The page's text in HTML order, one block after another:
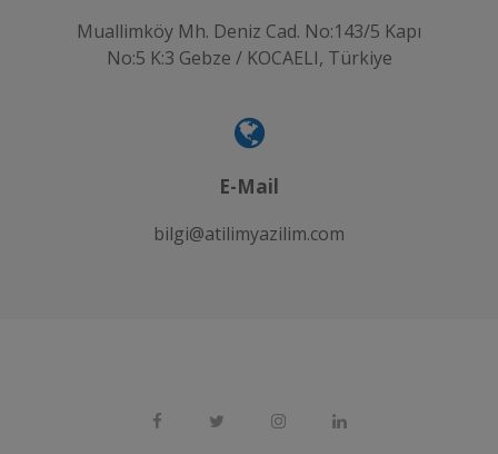
Muallimköy Mh. Deniz Cad. No:143/5 Kapı
No:5 K:3 Gebze / KOCAELI, Türkiye
E-Mail
bilgi@atilimyazilim.com